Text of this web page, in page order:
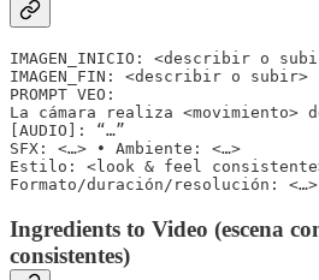
IMAGEN_INICIO: <describir o
IMAGEN_FIN: <describir o subir>
PROMPT VEO:
La cámara realiza <movimiento>
[AUDIO]: “…”
SFX: <…> • Ambiente: <…>
Estilo: <look & feel
Formato/duración/resolución: <…>
Ingredients to Video (escena
consistentes)